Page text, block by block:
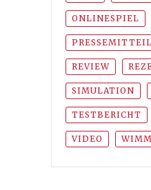
ONLINESPIEL
REVIEW
SIMULATION
TESTBERICHT
VIDEO